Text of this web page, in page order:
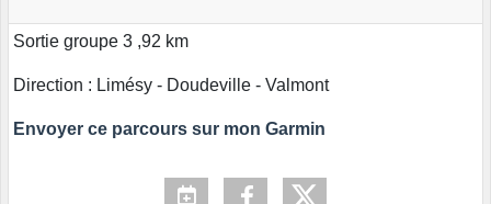
Sortie groupe 3 ,92 km
Direction : Limésy - Doudeville - Valmont
Envoyer ce parcours sur mon Garmin